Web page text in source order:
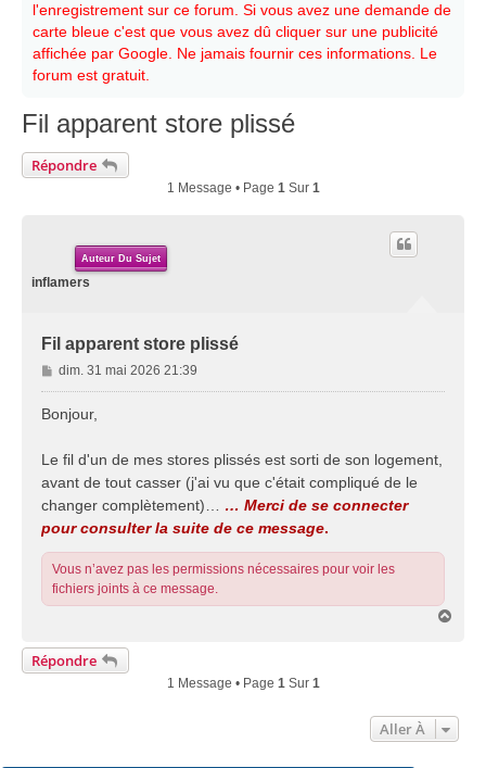
l'enregistrement sur ce forum. Si vous avez une demande de
carte bleue c'est que vous avez dû cliquer sur une publicité
affichée par Google. Ne jamais fournir ces informations. Le
forum est gratuit.
Fil apparent store plissé
Répondre
1 Message • Page 1Sur 1
Auteur Du Sujet
inflamers
Fil apparent store plissé
M
e
g
e
dim. 31 mai 2026 21:39
Bonjour,
Le fil d'un de mes stores plissés est sorti de son logement,
avant de tout casser (j'ai vu que c'était compliqué de le
changer complètement)…
… Merci de se connecter
pour consulter la suite de ce message.
Vous n’avez pas les permissions nécessaires pour voir les
fichiers joints à ce message.
Répondre
1 Message • Page 1 Sur 1
Aller À